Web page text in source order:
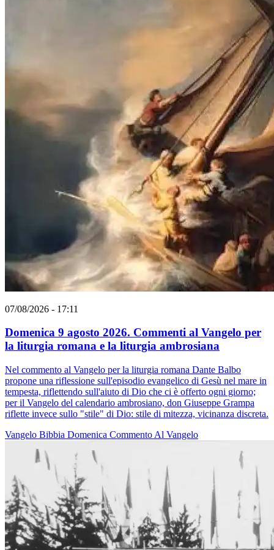
07/08/2026 - 17:11
Domenica 9 agosto 2026. Commenti al Vangelo per
la liturgia romana e la liturgia ambrosiana
Nel commento al Vangelo per la liturgia romana Dante Balbo
propone una riflessione sull'episodio evangelico di Gesù nel mare in
tempesta, riflettendo sull'aiuto di Dio che ci è offerto ogni giorno;
per il Vangelo del calendario ambrosiano, don Giuseppe Grampa
riflette invece sullo "stile" di Dio: stile di mitezza, vicinanza discreta.
Vangelo Bibbia Domenica Commento Al Vangelo